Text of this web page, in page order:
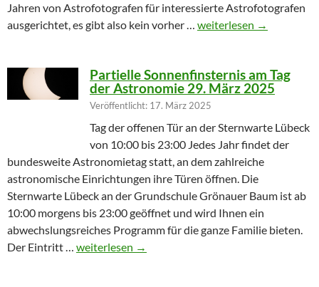
Jahren von Astrofotografen für interessierte Astrofotografen
ausgerichtet, es gibt also kein vorher … Das NAFT
weiterlesen →
Partielle Sonnenfinsternis am Tag
der Astronomie 29. März 2025
Veröffentlicht: 17. März 2025
Tag der offenen Tür an der Sternwarte Lübeck
von 10:00 bis 23:00 Jedes Jahr findet der
bundesweite Astronomietag statt, an dem zahlreiche
astronomische Einrichtungen ihre Türen öffnen. Die
Sternwarte Lübeck an der Grundschule Grönauer Baum ist ab
10:00 morgens bis 23:00 geöffnet und wird Ihnen ein
abwechslungsreiches Programm für die ganze Familie bieten.
Der Eintritt … Partielle Sonnenfinsternis am Tag der
weiterlesen →